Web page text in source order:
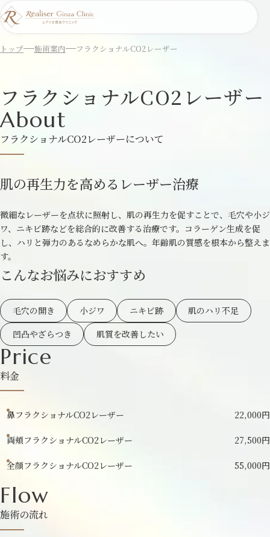
トップ 施術案内 フラクショナルCO2レーザー
フラクショナルCO2レーザー
About
フラクショナルCO2レーザーについて
肌の再生力を高めるレーザー治療
微細なレーザーを点状に照射し、肌の再生力を促すことで、毛穴や小ジ
ワ、ニキビ跡などを総合的に改善する治療です。コラーゲン生成を促
し、ハリと弾力のあるなめらかな肌へ。年齢肌の質感を根本から整えま
す。
こんなお悩みにおすすめ
毛穴の開き 小ジワ ニキビ跡
肌のハリ不足
凹凸やざらつき
肌質を改善したい
Price
料金
鼻フラクショナルCO2レーザー 22,000円
両頬フラクショナルCO2レーザー 27,500円
全顔フラクショナルCO2レーザー 55,000円
Flow
施術の流れ